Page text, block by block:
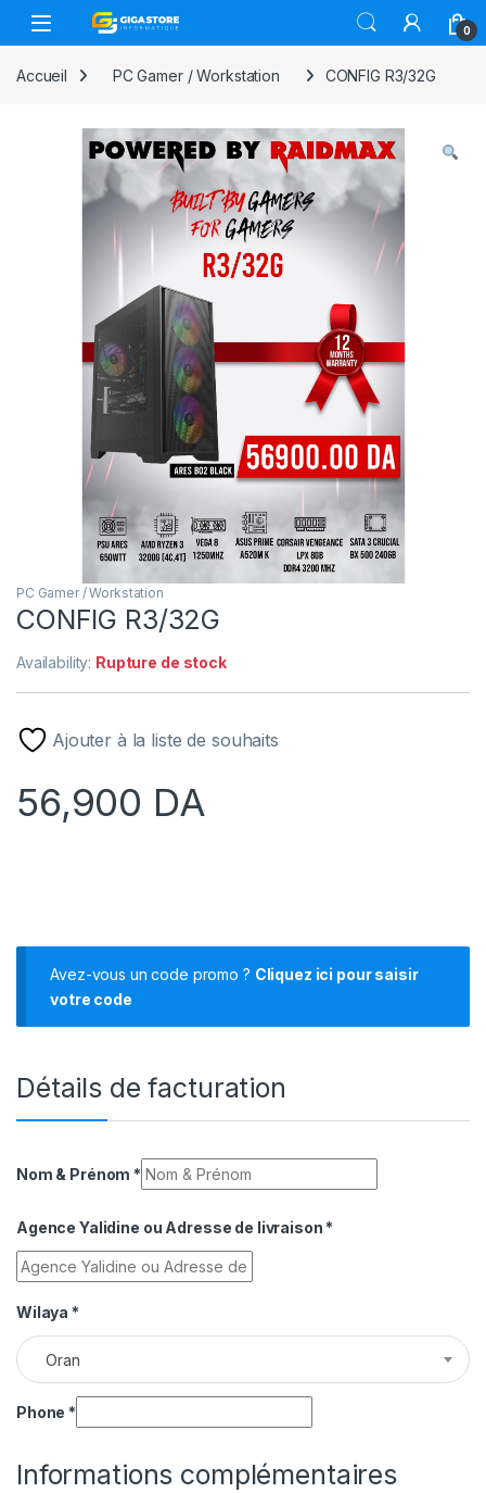
Skip to navigation
Skip to content
0
Accueil PC Gamer / Workstation CONFIG R3/32G
PC Gamer / Workstation
CONFIG R3/32G
Availability: Rupture de stock
Ajouter à la liste de souhaits
56,900 DA
Avez-vous un code promo ? Cliquez ici pour saisir
votre code
Détails de facturation
Nom & Prénom *
Agence Yalidine ou Adresse de livraison *
Wilaya *
Oran
Phone *
Informations complémentaires